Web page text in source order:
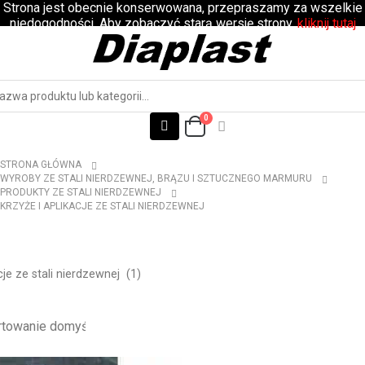
Strona jest obecnie konserwowana, przepraszamy za wszelkie
niedogodności. Aby zobaczyć starą wersję strony,kliknij tutaj
0
STRONA GŁÓWNA
WYROBY ZE STALI NIERDZEWNEJ, BRĄZU I SZTUCZNEGO MARMURU
PRODUKTY ZE STALI NIERDZEWNEJ
KRZYŻE I APLIKACJE ZE STALI NIERDZEWNEJ